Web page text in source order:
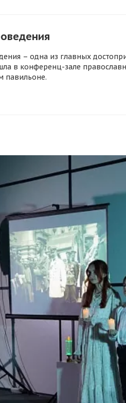
– одна из главных
в конференц-зале
павильоне.